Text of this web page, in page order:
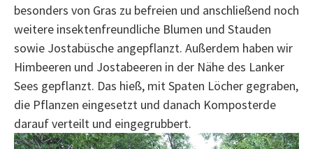
besonders von Gras zu befreien und anschließend noch
weitere insektenfreundliche Blumen und Stauden
sowie Jostabüsche angepflanzt. Außerdem haben wir
Himbeeren und Jostabeeren in der Nähe des Lanker
Sees gepflanzt. Das hieß, mit Spaten Löcher gegraben,
die Pflanzen eingesetzt und danach Komposterde
darauf verteilt und eingegrubbert.